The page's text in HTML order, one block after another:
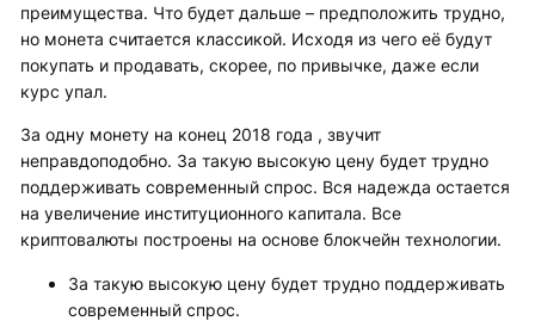
преимущества. Что будет дальше – предположить трудно,
но монета считается классикой. Исходя из чего её будут
покупать и продавать, скорее, по привычке, даже если
курс упал.
За одну монету на конец 2018 года , звучит
неправдоподобно. За такую высокую цену будет трудно
поддерживать современный спрос. Вся надежда остается
на увеличение институционного капитала. Все
криптовалюты построены на основе блокчейн технологии.
За такую высокую цену будет трудно поддерживать
современный спрос.